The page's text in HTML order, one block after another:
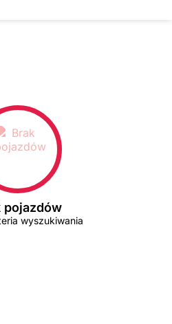
pojazdów
wyszukiwania